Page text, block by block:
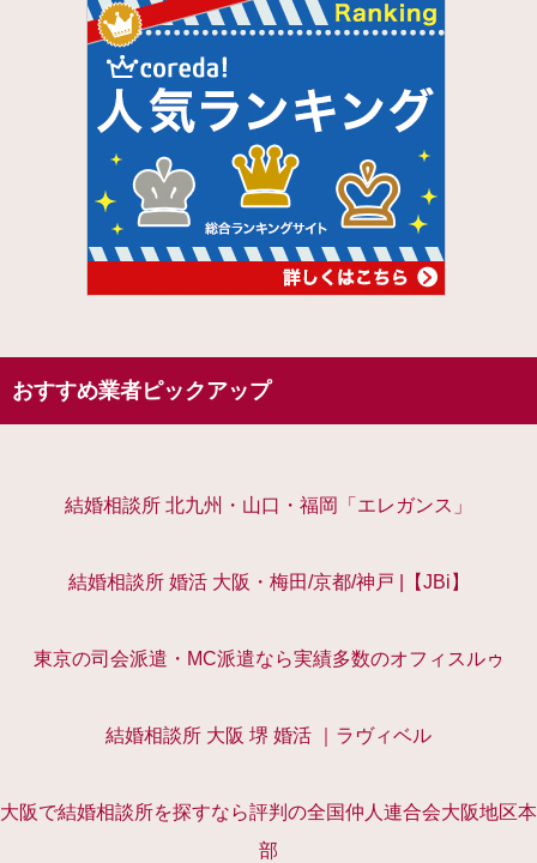
おすすめ業者ピックアップ
結婚相談所 北九州・山口・福岡「エレガンス」
結婚相談所 婚活 大阪・梅田/京都/神戸 |【JBi】
東京の司会派遣・MC派遣なら実績多数のオフィスルゥ
結婚相談所 大阪 堺 婚活 ｜ラヴィベル
大阪で結婚相談所を探すなら評判の全国仲人連合会大阪地区本
部